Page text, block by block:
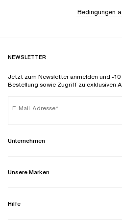
Bedingungen
NEWSLETTER
Jetzt zum Newsletter anmelden und -
Bestellung sowie Zugriff zu exklusiven
E-Mail-Adresse
Unternehmen
Unsere Marken
Hilfe